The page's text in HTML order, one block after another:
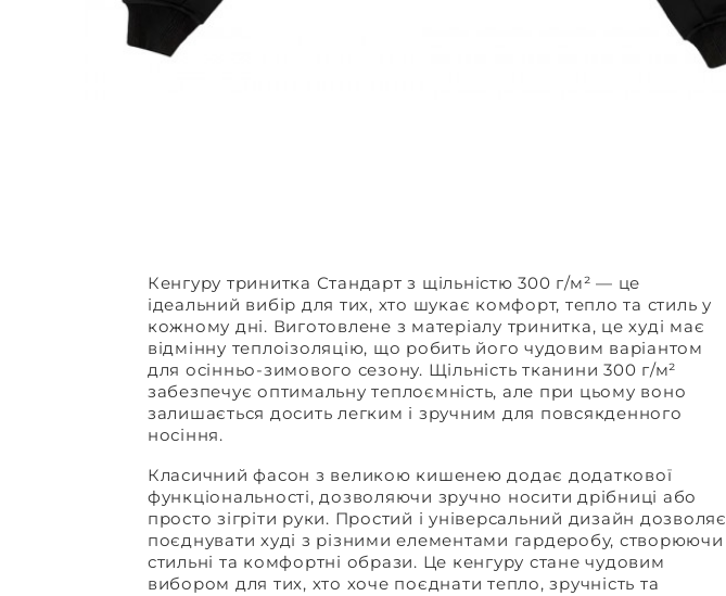
Кенгуру тринитка Стандарт з щільністю 300 г/м² — це
ідеальний вибір для тих, хто шукає комфорт, тепло та стиль у
кожному дні. Виготовлене з матеріалу тринитка, це худі має
відмінну теплоізоляцію, що робить його чудовим варіантом
для осінньо-зимового сезону. Щільність тканини 300 г/м²
забезпечує оптимальну теплоємність, але при цьому воно
залишається досить легким і зручним для повсякденного
носіння.
Класичний фасон з великою кишенею додає додаткової
функціональності, дозволяючи зручно носити дрібниці або
просто зігріти руки. Простий і універсальний дизайн дозволяє
поєднувати худі з різними елементами гардеробу, створюючи
стильні та комфортні образи. Це кенгуру стане чудовим
вибором для тих, хто хоче поєднати тепло, зручність та